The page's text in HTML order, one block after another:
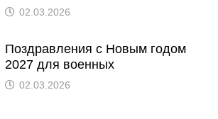
02.03.2026
Поздравления с Новым годом
2027 для военных
02.03.2026